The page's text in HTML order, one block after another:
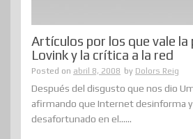
Artículos por los que vale la
Lovink y la crítica a la red
Posted on abril 8, 2008 by Dolors Reig
Después del disgusto que nos dio
afirmando que Internet desinforma
desafortunado en el......